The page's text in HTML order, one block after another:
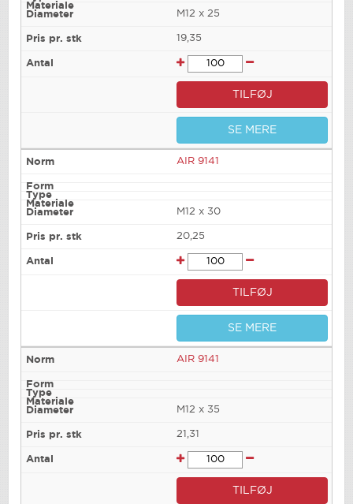
M12 x 25
19,35
TILFØJ
SE MERE
AIR 9141
M12 x 30
20,25
TILFØJ
SE MERE
AIR 9141
M12 x 35
21,31
TILFØJ